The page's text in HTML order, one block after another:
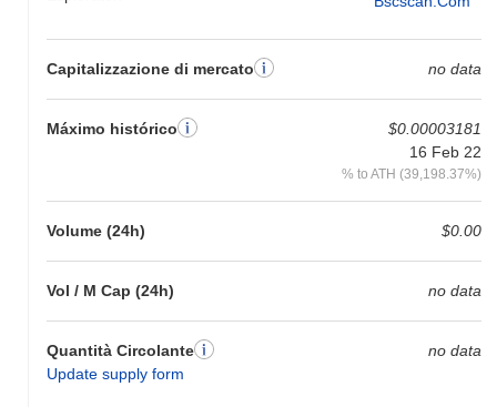
Capitalizzazione di mercato no data
Máximo histórico
$0.00003181
16 Feb 22
% to ATH (39,198.37%)
Volume (24h) $0.00
Vol / M Cap (24h) no data
Quantità Circolante
Update supply form
no data